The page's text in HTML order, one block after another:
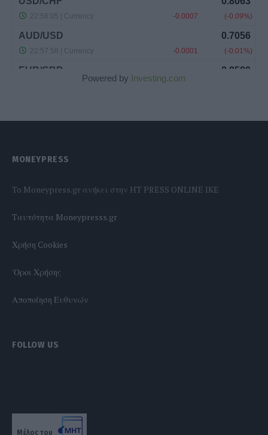
Powered by Investing.com
MONEYPRESS
To Moneypress.gr ανήκει στην HT PRESS ONLINE IKE
Tαυτότητα Moneypresss.gr
Χρήση Cookies
'Οροι Χρήσης
Αποποίηση Ευθυνών
FOLLOW US
Μέλος του